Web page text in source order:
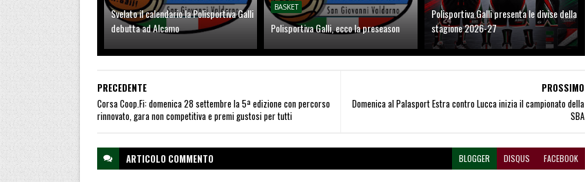
Svelato il calendario la Polisportiva Galli
debutta ad Alcamo
BASKET
Polisportiva Galli, ecco la preseason
Polisportiva Galli presenta le divise della
stagione 2026-27
PROSSIMO
Domenica al Palasport Estra contro Lucca inizia il campionato della
SBA
PRECEDENTE
Corsa Coop.Fi: domenica 28 settembre la 5ª edizione con percorso
rinnovato, gara non competitiva e premi gustosi per tutti
ARTICOLO COMMENTO BLOGGER DISQUS FACEBOOK